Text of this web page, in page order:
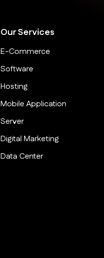
Our Services
E-Commerce
Software
Hosting
Mobile Application
Server
Digital Marketing
Data Center